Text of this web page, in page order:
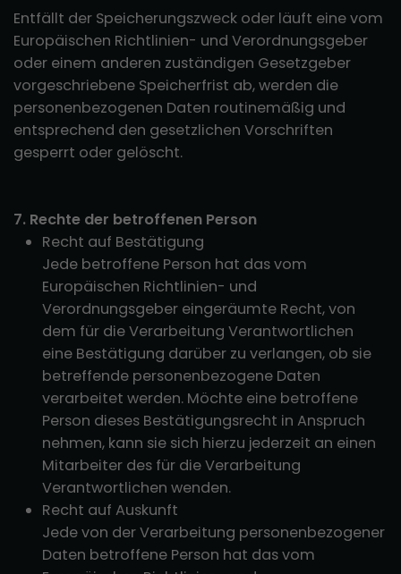
Entfällt der Speicherungszweck oder läuft eine vom
Europäischen Richtlinien- und Verordnungsgeber
oder einem anderen zuständigen Gesetzgeber
vorgeschriebene Speicherfrist ab, werden die
personenbezogenen Daten routinemäßig und
entsprechend den gesetzlichen Vorschriften
gesperrt oder gelöscht.
7. Rechte der betroffenen Person
Recht auf Bestätigung
Jede betroffene Person hat das vom
Europäischen Richtlinien- und
Verordnungsgeber eingeräumte Recht, von
dem für die Verarbeitung Verantwortlichen
eine Bestätigung darüber zu verlangen, ob sie
betreffende personenbezogene Daten
verarbeitet werden. Möchte eine betroffene
Person dieses Bestätigungsrecht in Anspruch
nehmen, kann sie sich hierzu jederzeit an einen
Mitarbeiter des für die Verarbeitung
Verantwortlichen wenden.
Recht auf Auskunft
Jede von der Verarbeitung personenbezogener
Daten betroffene Person hat das vom